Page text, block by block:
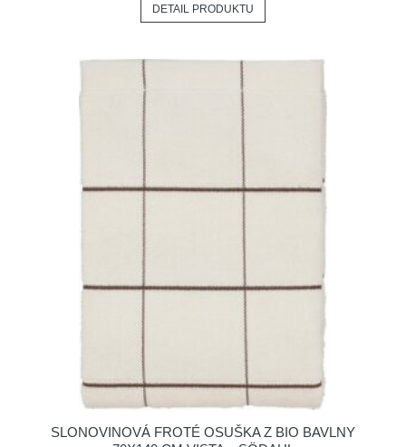
DETAIL PRODUKTU
SLONOVINOVÁ FROTÉ OSUŠKA Z BIO BAVLNY